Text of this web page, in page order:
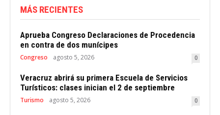
MÁS RECIENTES
Aprueba Congreso Declaraciones de Procedencia
en contra de dos munícipes
Congreso agosto 5, 2026 0
Veracruz abrirá su primera Escuela de Servicios
Turísticos: clases inician el 2 de septiembre
Turismo agosto 5, 2026 0